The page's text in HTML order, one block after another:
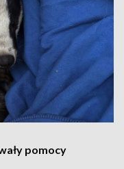
pomocy